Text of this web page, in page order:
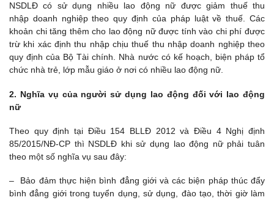
NSDLĐ có sử dụng nhiều lao động nữ được giảm thuế thu
nhập doanh nghiệp theo quy định của pháp luật về thuế. Các
khoản chi tăng thêm cho lao động nữ được tính vào chi phí được
trừ khi xác định thu nhập chịu thuế thu nhập doanh nghiệp theo
quy định của Bộ Tài chính. Nhà nước có kế hoạch, biện pháp tổ
chức nhà trẻ, lớp mẫu giáo ở nơi có nhiều lao động nữ.
2. Nghĩa vụ của người sử dụng lao động đối với lao động
nữ
Theo quy định tại Điều 154 BLLĐ 2012 và Điều 4 Nghị định
85/2015/NĐ-CP thì NSDLĐ khi sử dụng lao động nữ phải tuân
theo một số nghĩa vụ sau đây:
– Bảo đảm thực hiện bình đẳng giới và các biện pháp thúc đẩy
bình đẳng giới trong tuyển dụng, sử dụng, đào tạo, thời giờ làm